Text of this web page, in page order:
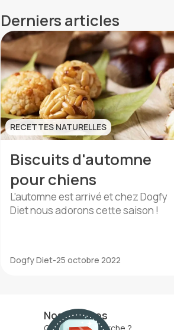
Derniers articles
RECETTES NATURELLES
Biscuits d'automne
pour chiens
L'automne est arrivé et chez Dogfy
Diet nous adorons cette saison !
Dogfy Diet-25 octobre 2022
Nos services